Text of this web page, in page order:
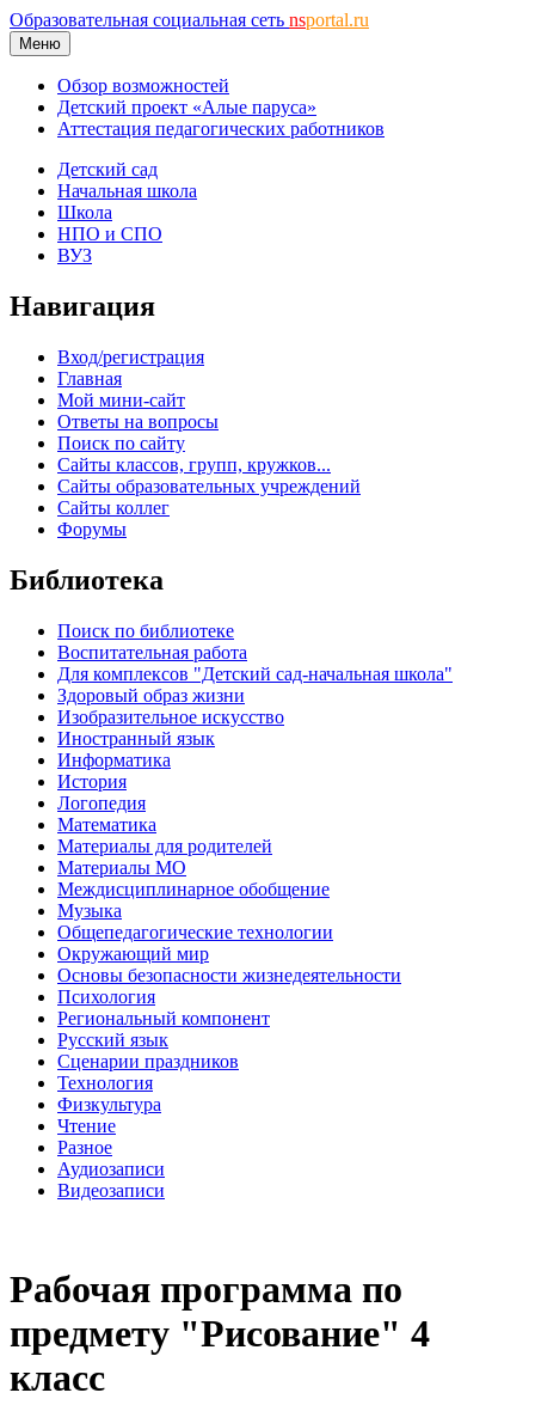
Образовательная социальная сеть nsportal.ru
Меню
Обзор возможностей
Детский проект «Алые паруса»
Аттестация педагогических работников
Детский сад
Начальная школа
Школа
НПО и СПО
ВУЗ
Навигация
Вход/регистрация
Главная
Мой мини-сайт
Ответы на вопросы
Поиск по сайту
Сайты классов, групп, кружков...
Сайты образовательных учреждений
Сайты коллег
Форумы
Библиотека
Поиск по библиотеке
Воспитательная работа
Для комплексов "Детский сад-начальная школа"
Здоровый образ жизни
Изобразительное искусство
Иностранный язык
Информатика
История
Логопедия
Математика
Материалы для родителей
Материалы МО
Междисциплинарное обобщение
Музыка
Общепедагогические технологии
Окружающий мир
Основы безопасности жизнедеятельности
Психология
Региональный компонент
Русский язык
Сценарии праздников
Технология
Физкультура
Чтение
Разное
Аудиозаписи
Видеозаписи
Рабочая программа по
предмету "Рисование" 4
класс